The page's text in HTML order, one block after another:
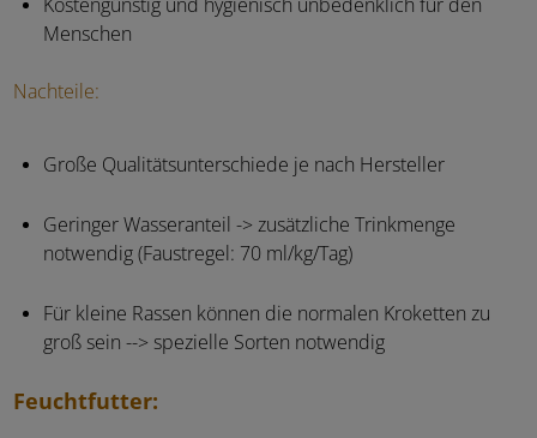
Kostengünstig und hygienisch unbedenklich für den
Menschen
Nachteile:
Große Qualitätsunterschiede je nach Hersteller
Geringer Wasseranteil -> zusätzliche Trinkmenge
notwendig (Faustregel: 70 ml/kg/Tag)
Für kleine Rassen können die normalen Kroketten zu
groß sein --> spezielle Sorten notwendig
Feuchtfutter: